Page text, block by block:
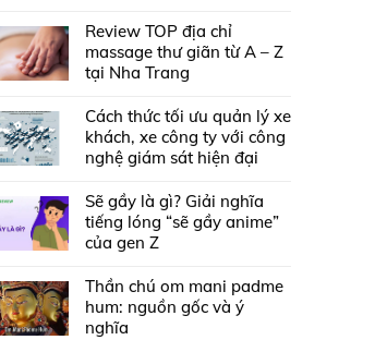
Review TOP địa chỉ
massage thư giãn từ A – Z
tại Nha Trang
Cách thức tối ưu quản lý xe
khách, xe công ty với công
nghệ giám sát hiện đại
Sẽ gầy là gì? Giải nghĩa
tiếng lóng “sẽ gầy anime”
của gen Z
Thần chú om mani padme
hum: nguồn gốc và ý
nghĩa